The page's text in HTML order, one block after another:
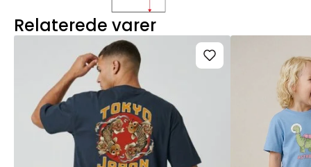
Relaterede varer